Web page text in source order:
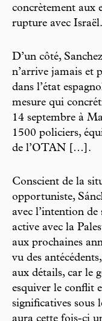
concrètement aux
rupture avec
D’un côté,
n’arrive jamais et
dans l’état
mesure qui
14 septembre à
1500 policiers,
de l’OTAN […].
Conscient de la
opportuniste,
avec l’intention
active avec la
aux prochaines
vu des
aux détails, car le
esquiver le conflit
significatives sous